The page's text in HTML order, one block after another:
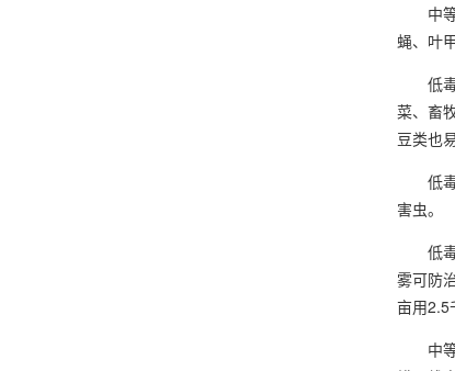
中等
蝇、叶
低毒
菜、畜
豆类也
低毒
害虫。
低毒
雾可防
亩用2.5
中等